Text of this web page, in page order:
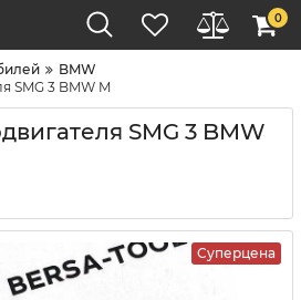
0
BMW
SMG 3 BMW M
SMG 3 BMW
Суперцена